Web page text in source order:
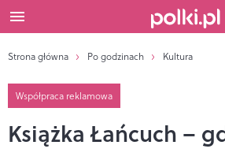
Strona główna Po godzinach Kultura
Współpraca reklamowa
Książka Łańcuch –